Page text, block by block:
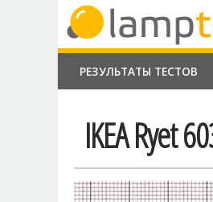
РЕЗУЛЬТАТЫ ТЕСТОВ
IKEA Ryet